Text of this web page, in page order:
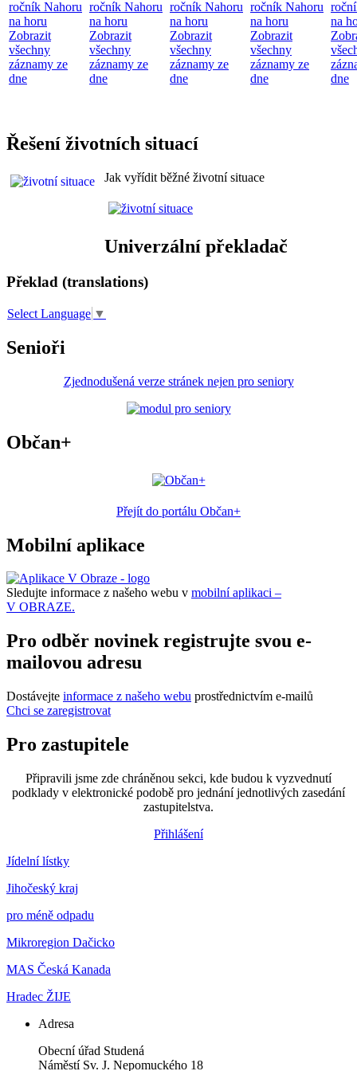
ročník Nahoru
na horu
Zobrazit
všechny
záznamy ze
dne
ročník Nahoru
na horu
Zobrazit
všechny
záznamy ze
dne
ročník Nahoru
na horu
Zobrazit
všechny
záznamy ze
dne
ročník Nahoru
na horu
Zobrazit
všechny
záznamy ze
dne
na
dne
Řešení životních situací
Jak vyřídit běžné životní situace
Univerzální překladač
Překlad (translations)
Select Language ▼
Senioři
Zjednodušená verze stránek nejen pro seniory
Občan+
Přejít do portálu Občan+
Mobilní aplikace
Sledujte informace z našeho webu v mobilní aplikaci –
V OBRAZE.
Pro odběr novinek registrujte svou e-
mailovou adresu
Dostávejte informace z našeho webu prostřednictvím e-mailů
Chci se zaregistrovat
Pro zastupitele
Připravili jsme zde chráněnou sekci, kde budou k vyzvednutí
podklady v elektronické podobě pro jednání jednotlivých zasedání
zastupitelstva.
Přihlášení
Jídelní lístky
Jihočeský kraj
pro méně odpadu
Mikroregion Dačicko
MAS Česká Kanada
Hradec ŽIJE
Adresa
Obecní úřad Studená
Náměstí Sv. J. Nepomuckého 18